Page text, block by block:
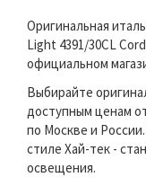
Оригинальная
Light 4391/30CL
официальном
Выбирайте
доступным ценам
по Москве и
стиле Хай-тек -
освещения.